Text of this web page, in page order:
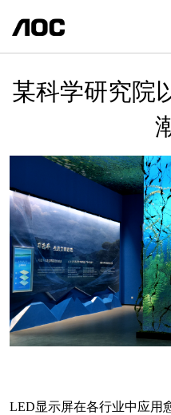
某科学研究院
LED显示屏在各行业中应用